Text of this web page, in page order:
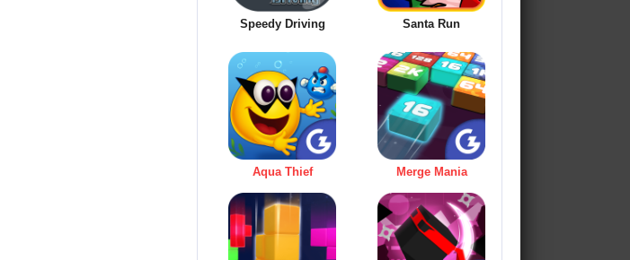
Speedy Driving Santa Run
Aqua Thief Merge Mania